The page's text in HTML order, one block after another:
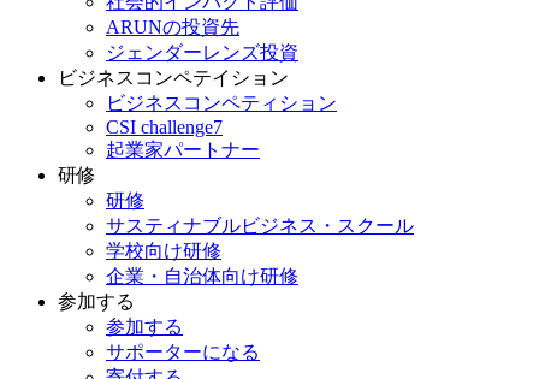
ARUNの投資先
ジェンダーレンズ投資
ビジネスコンペテイション
ビジネスコンペティション
CSI challenge7
起業家パートナー
研修
研修
サスティナブルビジネス・スクール
学校向け研修
企業・自治体向け研修
参加する
参加する
サポーターになる